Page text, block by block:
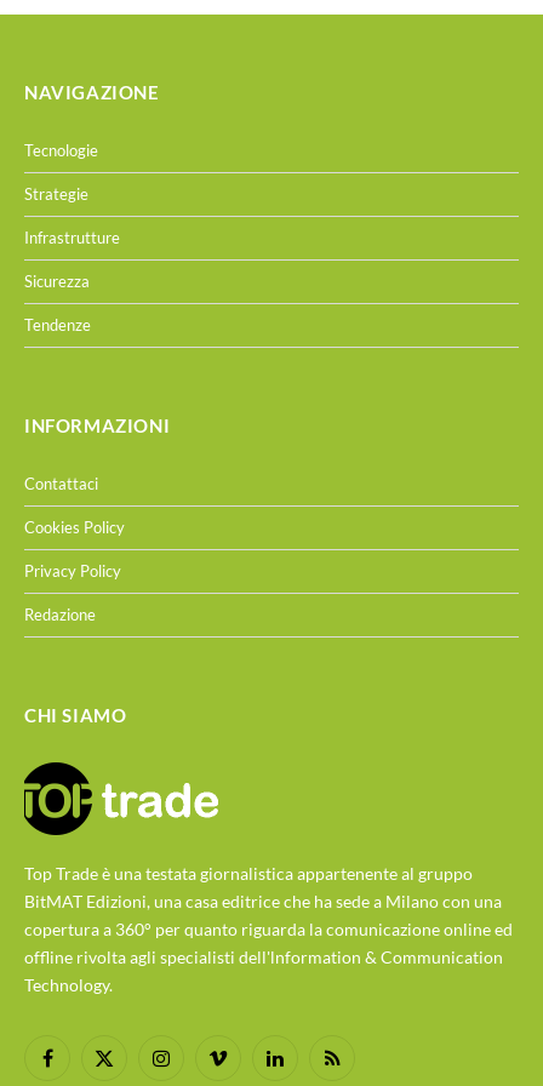
NAVIGAZIONE
Tecnologie
Strategie
Infrastrutture
Sicurezza
Tendenze
INFORMAZIONI
Contattaci
Cookies Policy
Privacy Policy
Redazione
CHI SIAMO
Top Trade è una testata giornalistica appartenente al gruppo
BitMAT Edizioni, una casa editrice che ha sede a Milano con una
copertura a 360° per quanto riguarda la comunicazione online ed
offline rivolta agli specialisti dell'lnformation & Communication
Technology.
Facebook
X
InstagramVimeo LinkedInRSS